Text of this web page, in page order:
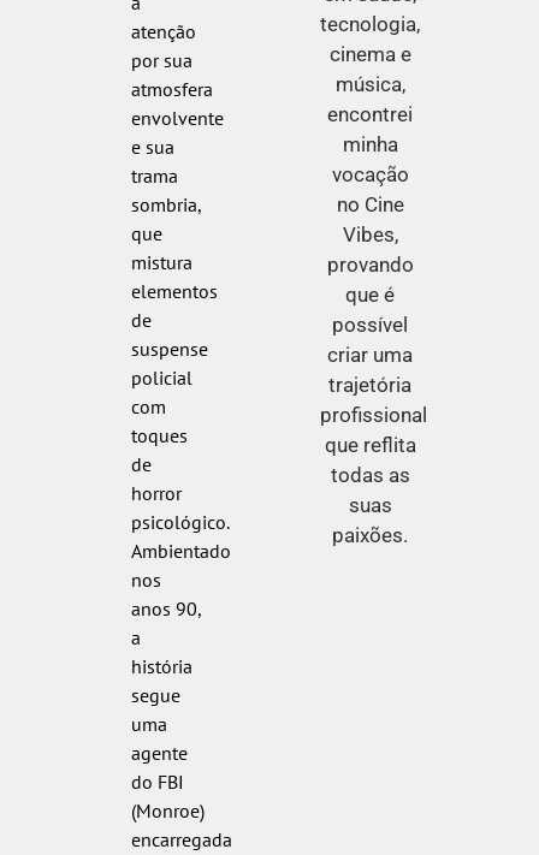
atenção
por sua
atmosfera
envolvente
e sua
trama
sombria,
que
mistura
elementos
de
suspense
policial
com
toques
de
horror
psicológico.
Ambientado
nos
anos 90,
a
história
segue
uma
agente
do FBI
(Monroe)
encarregada
tecnologia,
cinema e
música,
encontrei
minha
vocação
no Cine
Vibes,
provando
que é
possível
criar uma
trajetória
profissional
que reflita
todas as
suas
paixões.